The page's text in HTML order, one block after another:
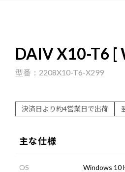
DAIV X10-T6 [
2208X10-T6-X299
決済日より約4営業日で出荷
主な仕様
OS Windows 10